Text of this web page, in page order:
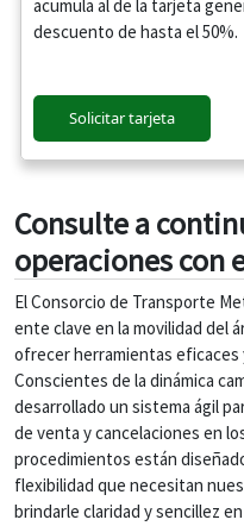
acumula al de la tarjeta
descuento de hasta el 50%.
Solicitar tarjeta
Consulte a
operaciones con
El Consorcio de Transporte
ente clave en la movilidad del
ofrecer herramientas
Conscientes de la dinámica
desarrollado un sistema ágil
de venta y cancelaciones en
procedimientos están
flexibilidad que necesitan
brindarle claridad y sencillez